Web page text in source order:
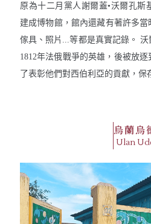
原為十二月黨人謝爾蓋•沃爾孔斯
建成博物館，館內還藏有著許多當
傢具、照片...等都是真實記錄。
1812年法俄戰爭的英雄，後被放
了表彰他們對西伯利亞的貢獻，保
烏蘭烏
Ulan